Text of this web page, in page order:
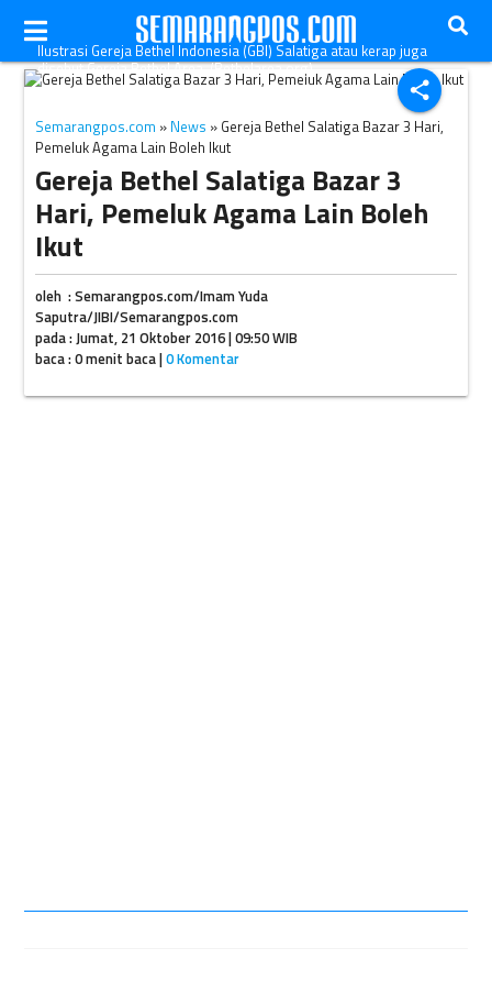
share
Ilustrasi Gereja Bethel Indonesia (GBI) Salatiga atau kerap juga
disebut Gereja Bethel Area. (Bethelarea.org)
Semarangpos.com » News » Gereja Bethel Salatiga Bazar 3 Hari,
Pemeluk Agama Lain Boleh Ikut
Gereja Bethel Salatiga Bazar 3
Hari, Pemeluk Agama Lain Boleh
Ikut
oleh : Semarangpos.com/Imam Yuda
Saputra/JIBI/Semarangpos.com
pada : Jumat, 21 Oktober 2016 | 09:50 WIB
baca : 0 menit baca |0 Komentar